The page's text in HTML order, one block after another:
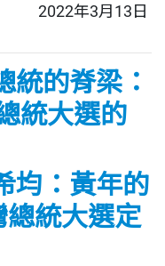
2022年3月13日
統的脊梁：
統大選的
均：黃年的
統大選定